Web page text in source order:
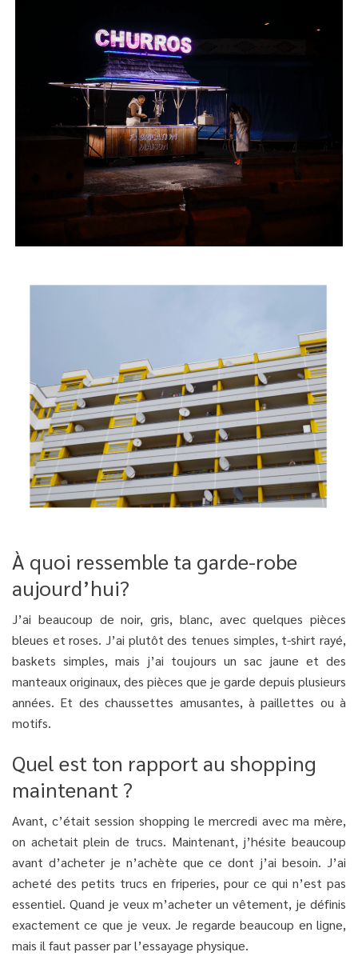
À quoi ressemble ta garde-robe
aujourd’hui?
J’ai beaucoup de noir, gris, blanc, avec quelques pièces
bleues et roses. J’ai plutôt des tenues simples, t-shirt rayé,
baskets simples, mais j’ai toujours un sac jaune et des
manteaux originaux, des pièces que je garde depuis plusieurs
années. Et des chaussettes amusantes, à paillettes ou à
motifs.
Quel est ton rapport au shopping
maintenant ?
Avant, c’était session shopping le mercredi avec ma mère,
on achetait plein de trucs. Maintenant, j’hésite beaucoup
avant d’acheter je n’achète que ce dont j’ai besoin. J’ai
acheté des petits trucs en friperies, pour ce qui n’est pas
essentiel. Quand je veux m’acheter un vêtement, je définis
exactement ce que je veux. Je regarde beaucoup en ligne,
mais il faut passer par l’essayage physique.